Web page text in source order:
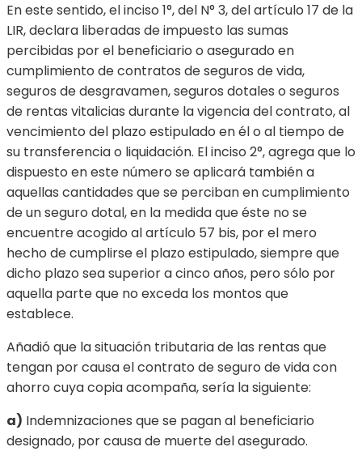
En este sentido, el inciso 1°, del N° 3, del artículo 17 de la
LIR, declara liberadas de impuesto las sumas
percibidas por el beneficiario o asegurado en
cumplimiento de contratos de seguros de vida,
seguros de desgravamen, seguros dotales o seguros
de rentas vitalicias durante la vigencia del contrato, al
vencimiento del plazo estipulado en él o al tiempo de
su transferencia o liquidación. El inciso 2°, agrega que lo
dispuesto en este número se aplicará también a
aquellas cantidades que se perciban en cumplimiento
de un seguro dotal, en la medida que éste no se
encuentre acogido al artículo 57 bis, por el mero
hecho de cumplirse el plazo estipulado, siempre que
dicho plazo sea superior a cinco años, pero sólo por
aquella parte que no exceda los montos que
establece.
Añadió que la situación tributaria de las rentas que
tengan por causa el contrato de seguro de vida con
ahorro cuya copia acompaña, sería la siguiente:
a) Indemnizaciones que se pagan al beneficiario
designado, por causa de muerte del asegurado.